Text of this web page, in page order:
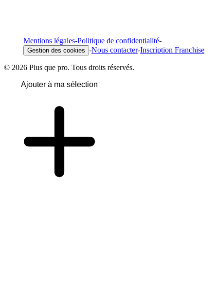
Mentions légales-Politique de confidentialité-
Gestion des cookies -Nous contacter-Inscription Franchise
© 2026 Plus que pro. Tous droits réservés.
Ajouter à ma sélection